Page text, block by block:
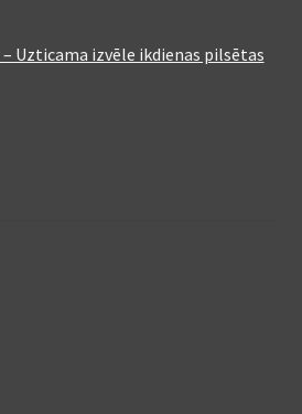
Uzticama izvēle ikdienas pilsētas